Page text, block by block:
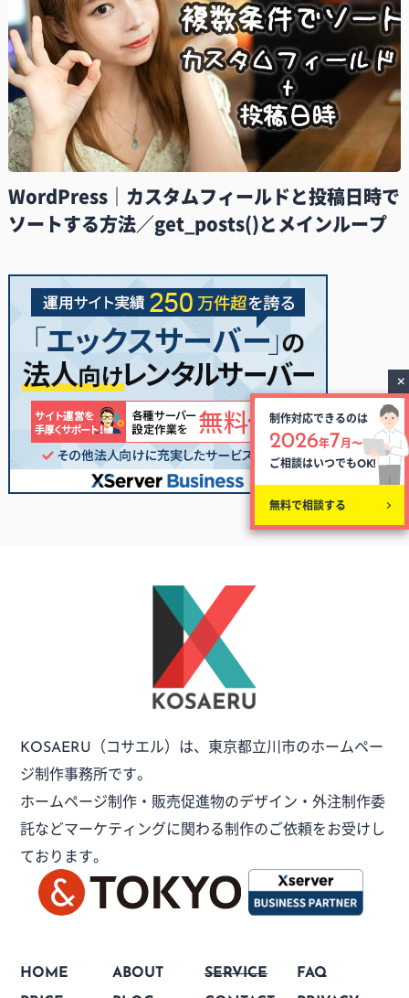
WordPress｜カスタムフィールドと投稿日時で
ソートする方法／get_posts()とメインループ
KOSAERU （コサエル）は、 東京都立川市のホームペー
ジ制作事務所です。
ホームページ制作・販売促進物のデザイン・外注制作委
託などマーケティングに関わる制作のご依頼をお受けし
ております。
HOME ABOUT SERVICE
FAQ
制作対応できるのは
2026年7月〜
ご相談はいつでもOK!
無料で相談する